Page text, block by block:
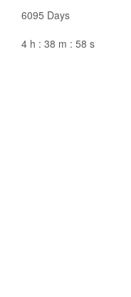
6095 Days
4 h : 38 m : 58 s